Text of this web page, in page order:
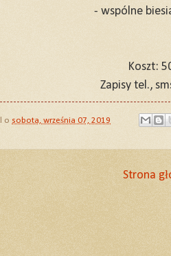
- wspólne
Koszt:
Zapisy tel.,
o sobota, września 07, 2019
Strona